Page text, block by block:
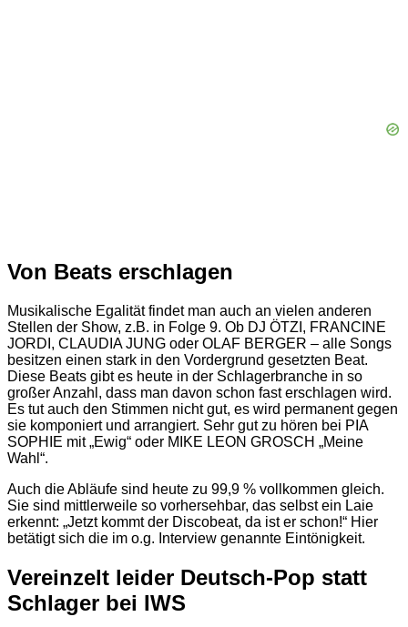
Von Beats erschlagen
Musikalische Egalität findet man auch an vielen anderen
Stellen der Show, z.B. in Folge 9. Ob DJ ÖTZI, FRANCINE
JORDI, CLAUDIA JUNG oder OLAF BERGER – alle Songs
besitzen einen stark in den Vordergrund gesetzten Beat.
Diese Beats gibt es heute in der Schlagerbranche in so
großer Anzahl, dass man davon schon fast erschlagen wird.
Es tut auch den Stimmen nicht gut, es wird permanent gegen
sie komponiert und arrangiert. Sehr gut zu hören bei PIA
SOPHIE mit „Ewig“ oder MIKE LEON GROSCH „Meine
Wahl“.
Auch die Abläufe sind heute zu 99,9 % vollkommen gleich.
Sie sind mittlerweile so vorhersehbar, das selbst ein Laie
erkennt: „Jetzt kommt der Discobeat, da ist er schon!“ Hier
betätigt sich die im o.g. Interview genannte Eintönigkeit.
Vereinzelt leider Deutsch-Pop statt
Schlager bei IWS